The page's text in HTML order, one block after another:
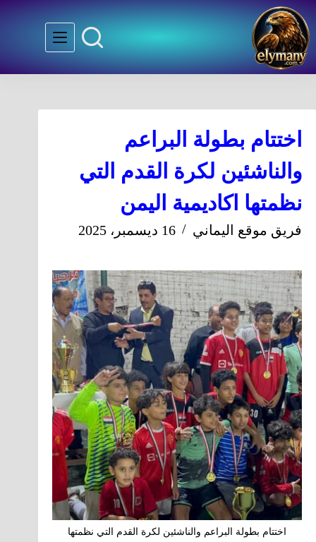
اختتام بطولة البراعم
والناشئين لكرة القدم التي
نظمتها اكاديمية اليمن
فريق موقع اليماني 16 ديسمبر، 2025
اختتام بطولة البراعم والناشئين لكرة القدم التي نظمتها